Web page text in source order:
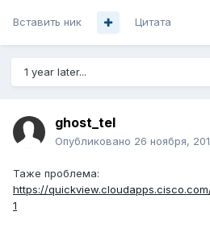
Вставить ник Цитата
1 year later...
ghost_tel
Опубликовано 26 ноября,
Таже проблема:
https://
1